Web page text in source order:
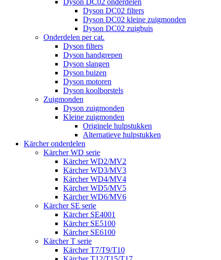
Dyson DC02 onderdelen
Dyson DC02 filters
Dyson DC02 kleine zuigmonden
Dyson DC02 zuigbuis
Onderdelen per cat.
Dyson filters
Dyson handgrepen
Dyson slangen
Dyson buizen
Dyson motoren
Dyson koolborstels
Zuigmonden
Dyson zuigmonden
Kleine zuigmonden
Originele hulpstukken
Alternatieve hulpstukken
Kärcher onderdelen
Kärcher WD serie
Kärcher WD2/MV2
Kärcher WD3/MV3
Kärcher WD4/MV4
Kärcher WD5/MV5
Kärcher WD6/MV6
Kärcher SE serie
Kärcher SE4001
Kärcher SE5100
Kärcher SE6100
Kärcher T serie
Kärcher T7/T9/T10